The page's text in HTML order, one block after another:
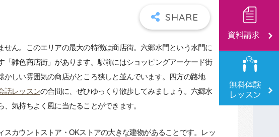
ん。このエリアの最大の特徴は商店街。六郷水門という水門に
雑色商店街」があります。駅前にはショッピングアーケード街
しい雰囲気の商店がところ狭しと並んでいます。四方の路地
話レッスンの合間に、ぜひゆっくり散歩してみましょう。六郷水
気持ちよく風に当たることができます。
カウントストア・OKストアの大きな建物があることです。レッ